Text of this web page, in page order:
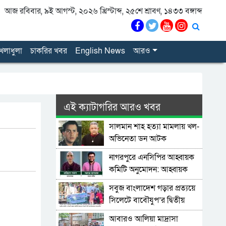
আজ রবিবার, ৯ই আগস্ট, ২০২৬ খ্রিস্টাব্দ, ২৫শে শ্রাবণ, ১৪৩৩ বঙ্গাব্দ
চাকরির খবর English News আরও
এই ক্যাটাগরির আরও খবর
সালমান শাহ হত্যা মামলায় খল-
অভিনেতা ডন আটক
নাগরপুরে এনসিপির আহ্বায়ক
কমিটি অনুমোদন: আহ্বায়ক
তারিয়াশ পলাশ, সদস্য সচিব
সরদার আশরাফ
সবুজ বাংলাদেশ গড়ার প্রত্যয়ে
সিলেটে বাবৌযুপ’র দ্বিতীয়
পর্যায়ে বৃক্ষরোপণ কর্মসূচি
আবারও আলিয়া মাদ্রাসা